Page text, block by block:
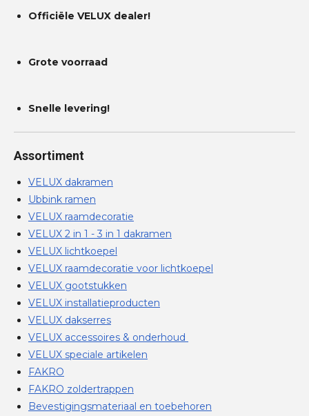
Officiële VELUX dealer!
Grote voorraad
Snelle levering!
Assortiment
VELUX dakramen
Ubbink ramen
VELUX raamdecoratie
VELUX 2 in 1 - 3 in 1 dakramen
VELUX lichtkoepel
VELUX raamdecoratie voor lichtkoepel
VELUX gootstukken
VELUX installatieproducten
VELUX dakserres
VELUX accessoires & onderhoud
VELUX speciale artikelen
FAKRO
FAKRO zoldertrappen
Bevestigingsmateriaal en toebehoren